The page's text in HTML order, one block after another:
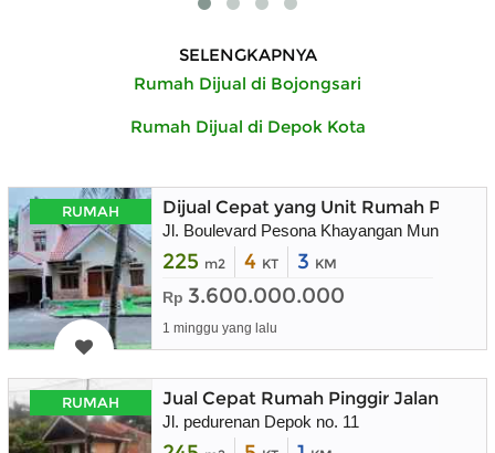
SELENGKAPNYA
Rumah Dijual di Bojongsari
Rumah Dijual di Depok Kota
RUMAH Dijual Cepat yang Unit Rumah
Jl. Boulevard Pesona Khayangan Mungil 1
225 m2 4 KT 3 KM
Rp 3.600.000.000
1 minggu yang lalu
RUMAH Jual Cepat Rumah Pinggir Jalan
Jl. pedurenan Depok no. 11